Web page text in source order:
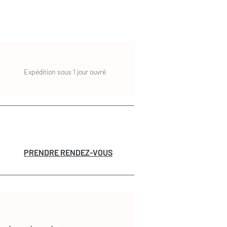
Expédition sous 1 jour ouvré
PRENDRE RENDEZ-VOUS